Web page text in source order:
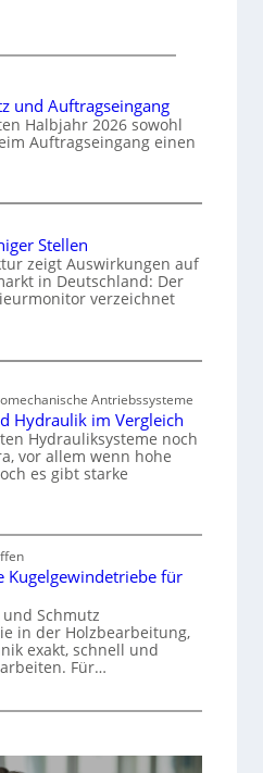
und Auftragseingang
Halbjahr 2026 sowohl
Auftragseingang einen
Stellen
zeigt Auswirkungen auf
in Deutschland: Der
verzeichnet
Antriebssysteme
Hydraulik im Vergleich
Hydrauliksysteme noch
vor allem wenn hohe
es gibt starke
Kugelgewindetriebe für
Schmutz
in der Holzbearbeitung,
exakt, schnell und
Für…